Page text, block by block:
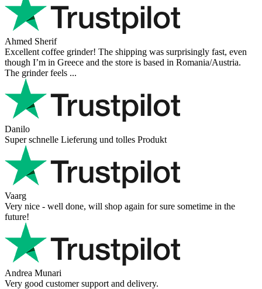
Ahmed Sherif
Excellent coffee grinder! The shipping was surprisingly fast, even
though I’m in Greece and the store is based in Romania/Austria.
The grinder feels ...
Danilo
Super schnelle Lieferung und tolles Produkt
Vaarg
Very nice - well done, will shop again for sure sometime in the
future!
Andrea Munari
Very good customer support and delivery.